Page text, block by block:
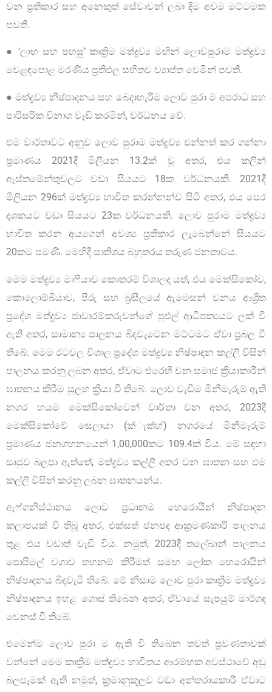
වන ප්‍රතිකාර සහ අනෙකුත් සේවාවන් ලබා දීම අවම මට්ටමක
පවතී.
● ‘ලාභ සහ පහසු’ කෘත්‍රිම මත්ද්‍රව්‍ය මඟින් ලොවපුරාම මත්ද්‍රව්‍ය
වෙළඳපොළ මරණීය ප්‍රතිඵල සහිතව ව්‍යාප්ත වෙමින් පවතී.
● මත්ද්‍රව්‍ය නිෂ්පාදනය සහ බෙදාහැරීම ලොව පුරා ම අපරාධ සහ
පාරිසරික විනාශ වැඩි කරමින්, වර්ධනය වේ.
එම වාර්තාවට අනුව ලොව පුරාම මත්ද්‍රව්‍ය එන්නත් කර ගන්නා
ප්‍රමාණය 2021දී මිලියන 13.2ක් වූ අතර, එය කලින්
ඇස්තමේන්තුවලට වඩා සියයට 18ක වර්ධනයකි. 2021දී
මිලියන 296ක් මත්ද්‍රව්‍ය භාවිත කරන්නන්ව සිටි අතර, එය පෙර
දශකයට වඩා සියයට 23ක වර්ධනයකි. ලොව පුරාම මත්ද්‍රව්‍ය
භාවිත කරන අයගෙන් අවශ්‍ය ප්‍රතිකාර ලැබෙන්නේ සියයට
20කට පමණි. මෙහිදී සාතිශය බහුතරය තරුණ ජනතාවය.
මෙම මත්ද්‍රව්‍ය මාෆියාව කොතරම් විශාලද යත්, එය මෙක්සිකෝව,
කොලොම්බියාව, පීරු සහ බ්‍රසීලයේ ඇමෙසන් වනය ආශ්‍රිත
ප්‍රදේශ මත්ද්‍රව්‍ය ජාවාරම්කරුවන්ගේ පුළුල් ආධිපත්‍යයට ලක් වී
ඇති අතර, සාමාන්‍ය පාලනය බිඳවැටෙන මට්ටමට ඒවා ප්‍රබල වී
තිබේ. මෙම රටවල විශාල ප්‍රදේශ මත්ද්‍රව්‍ය නිෂ්පාදන කල්ලි විසින්
පාලනය කරනු ලබන අතර, ඒවාට එරෙහි වන සමාජ ක්‍රියාකාරීන්
ඝාතනය කිරීම සුලභ ක්‍රියා වී තිබේ. ලොව වැඩිම මිනීමැරුම් ඇති
නගර හයම මෙක්සිකෝවෙන් වාර්තා වන අතර, 2023දී
මෙක්සිකෝවේ සෙලායා (ක්‍ැක්හ්) නගරයේ මිනීමැරුම්
ප්‍රමාණය ජනගහනයෙන් 1,00,000කට 109.4ක් විය. මේ සඳහා
සෘජුව බලපා ඇත්තේ, මත්ද්‍රව්‍ය කල්ලි අතර වන ඝාතන සහ එම
කල්ලි විසින් කරනු ලබන ඝාතනයන්ය.
ඇෆ්ගනිස්ථානය ලොව ප්‍රධානම හෙරොයින් නිෂ්පාදන
කලාපයක් වී තිබූ අතර, එක්සත් ජනපද ආක්‍රමණකාරී පාලනය
තුළ එය වඩාත් වැඩි විය. නමුත්, 2023දී තලේබාන් පාලනය
පොපිමල් වගාව තහනම් කිරීමත් සමඟ ලෝක හෙරොයින්
නිෂ්පාදනය බිඳවැටී තිබේ. මේ නිසාම ලොව පුරා කෘත්‍රිම මත්ද්‍රව්‍ය
නිෂ්පාදනය ඉහළ ගොස් තිබෙන අතර, ඒවායේ සැපයුම් මාර්ගද
වෙනස් වී තිබේ.
එමෙන්ම ලොව පුරා ම ඇති වී තිබෙන තවත් ප්‍රවණතාවක්
වන්නේ මෙම කෘත්‍රිම මත්ද්‍රව්‍ය භාවිතය ආරම්භක අවස්ථාවේ අඩු
බලපෑමක් ඇති නමුත්, ක්‍රමානුකූලව වඩා අන්තරායකාරී ඒවාට